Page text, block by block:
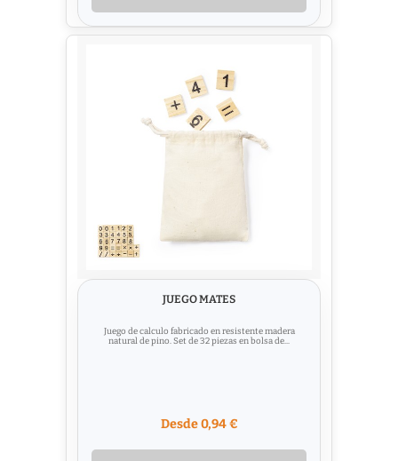
JUEGO MATES
Juego de calculo fabricado en resistente madera
natural de pino. Set de 32 piezas en bolsa de...
Desde 0,94 €